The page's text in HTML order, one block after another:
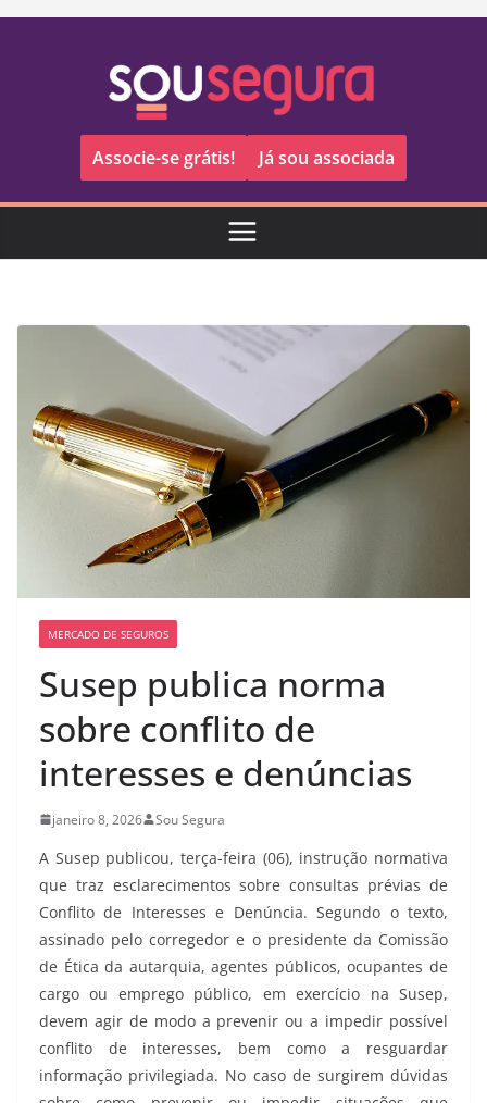
Pular
Associe-se grátis! Já sou associada
MERCADO DE SEGUROS
Susep publica norma
sobre conflito de
interesses e denúncias
janeiro 8, 2026 Sou Segura
A Susep publicou, terça-feira (06), instrução normativa
que traz esclarecimentos sobre consultas prévias de
Conflito de Interesses e Denúncia. Segundo o texto,
assinado pelo corregedor e o presidente da Comissão
de Ética da autarquia, agentes públicos, ocupantes de
cargo ou emprego público, em exercício na Susep,
devem agir de modo a prevenir ou a impedir possível
conflito de interesses, bem como a resguardar
informação privilegiada. No caso de surgirem dúvidas